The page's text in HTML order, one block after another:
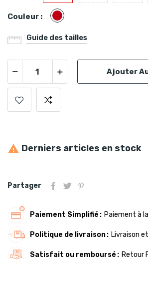
Couleur : Bordeaux
Guide des tailles
Ajouter
 Derniers articles en stock
Partager
Paiement Simplifié Paiement à
Politique de livraison Livraison
Satisfait ou remboursé Retour